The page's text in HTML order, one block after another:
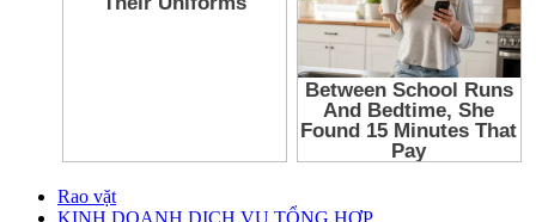
Rao vặt
KINH DOANH DỊCH VỤ TỔNG HỢP